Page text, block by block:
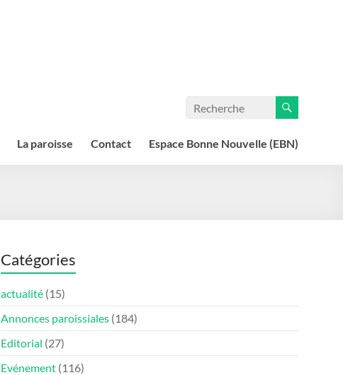
La paroisse Contact Espace Bonne Nouvelle (EBN)
Catégories
actualité (15)
Annonces paroissiales (184)
Editorial (27)
Evénement (116)